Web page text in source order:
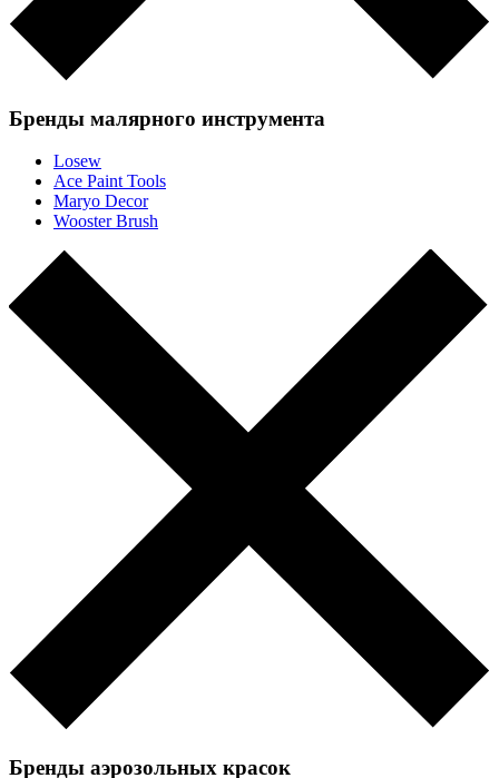
Бренды малярного инструмента
Losew
Ace Paint Tools
Maryo Decor
Wooster Brush
Бренды аэрозольных красок